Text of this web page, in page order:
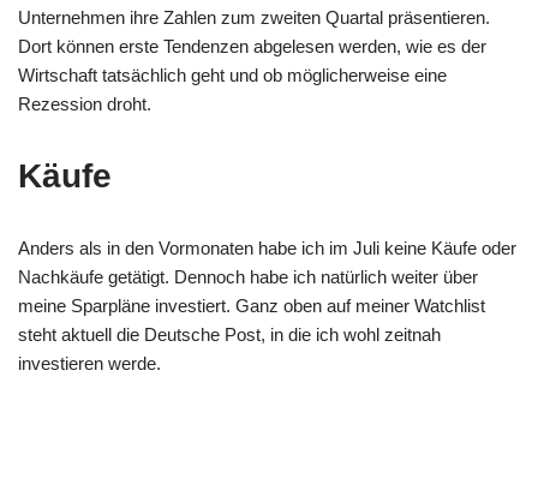
Unternehmen ihre Zahlen zum zweiten Quartal präsentieren.
Dort können erste Tendenzen abgelesen werden, wie es der
Wirtschaft tatsächlich geht und ob möglicherweise eine
Rezession droht.
Käufe
Anders als in den Vormonaten habe ich im Juli keine Käufe oder
Nachkäufe getätigt. Dennoch habe ich natürlich weiter über
meine Sparpläne investiert. Ganz oben auf meiner Watchlist
steht aktuell die Deutsche Post, in die ich wohl zeitnah
investieren werde.